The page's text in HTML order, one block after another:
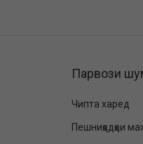
Парвози
Чипта харед
Пешниҳодҳои